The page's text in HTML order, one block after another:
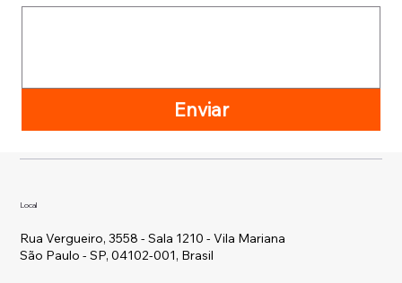
Enviar
Local
Rua Vergueiro, 3558 - Sala 1210 - Vila Mariana
São Paulo - SP, 04102-001, Brasil